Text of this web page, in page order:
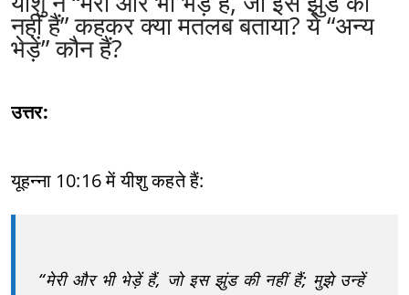
नहीं हैं” कहकर क्या मतलब बताया? ये “अन्य
भेड़ें” कौन हैं?
उत्तर:
यूहन्ना 10:16 में यीशु कहते हैं:
“मेरी और भी भेड़ें हैं, जो इस झुंड की नहीं हैं; मुझे उन्हें